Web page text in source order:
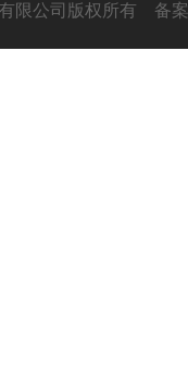
限公司版权所有 备